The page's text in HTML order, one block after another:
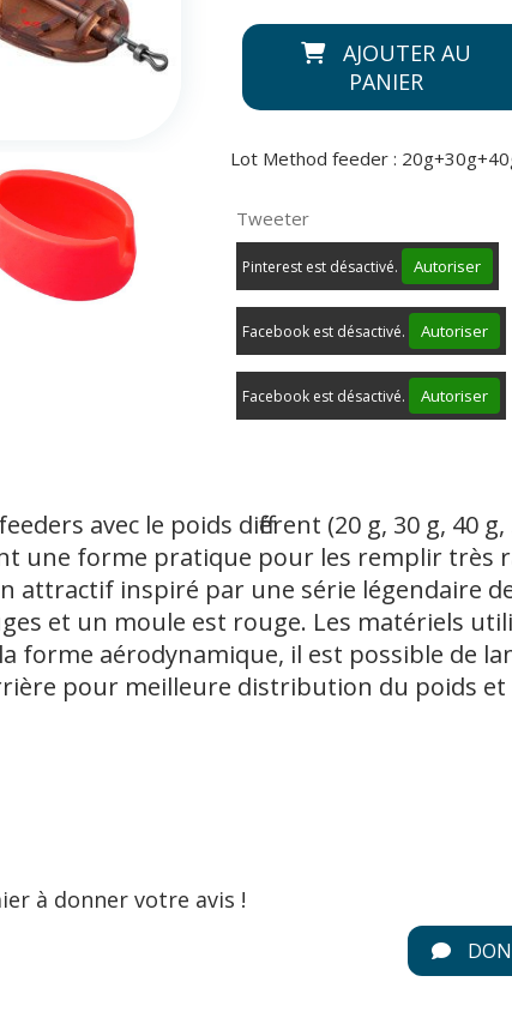
AJOUTER AU
PANIER
Lot Method feeder :
Tweeter
Pinterest est désactivé. Autoriser
Facebook est désactivé. Autoriser
Facebook est désactivé. Autoriser
avec le poids différent (20 g, 30 g, 40 g,
une forme pratique pour les remplir très
attractif inspiré par une série légendaire
et un moule est rouge. Les matériels
forme aérodynamique, il est possible de
pour meilleure distribution du poids et
à donner votre avis !